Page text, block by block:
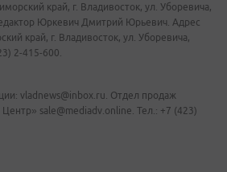
край, г. Владивосток, ул. Уборевича,
Юркевич Дмитрий Юрьевич. Адрес
край, г. Владивосток, ул. Уборевича,
2-415-600.
vladnews@inbox.ru. Отдел продаж
sale@mediadv.online. Тел.: +7 (423)